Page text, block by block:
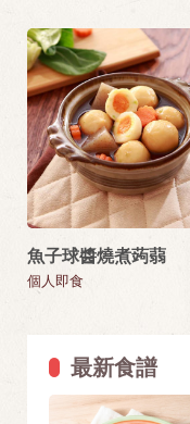
魚子球醬燒煮蒟蒻
個人即食
最新食譜